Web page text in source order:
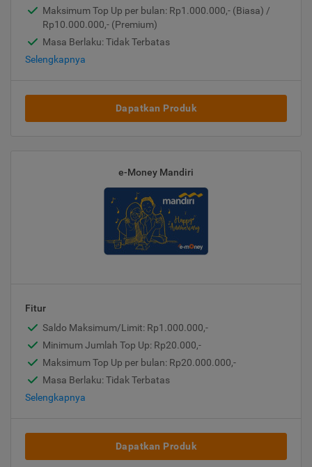
Maksimum Top Up per bulan: Rp1.000.000,- (Biasa) /
Rp10.000.000,- (Premium)
Masa Berlaku: Tidak Terbatas
Selengkapnya
Dapatkan Produk
e-Money Mandiri
Fitur
Saldo Maksimum/Limit: Rp1.000.000,-
Minimum Jumlah Top Up: Rp20.000,-
Maksimum Top Up per bulan: Rp20.000.000,-
Masa Berlaku: Tidak Terbatas
Selengkapnya
Dapatkan Produk